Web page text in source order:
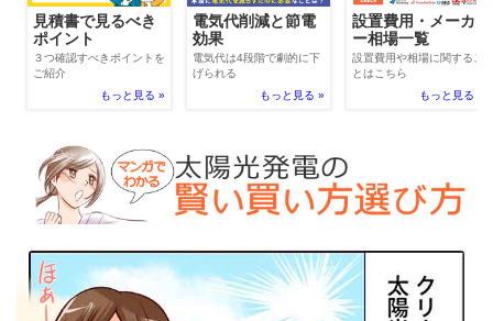
見積書で見るべき
ポイント
３つ確認すべきポイントを
ご紹介
もっと見る »
電気代削減と節電
効果
電気代は4段階で劇的に下
げられる
もっと見る »
設置費用・メーカ
ー相場一覧
設置費用や相場に関するこ
とはこちら
もっと見る »